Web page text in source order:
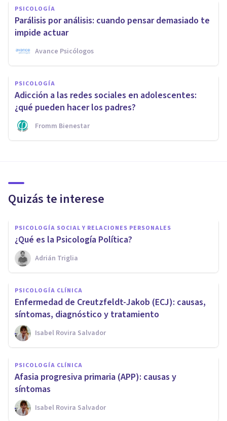
PSICOLOGÍA
Parálisis por análisis: cuando pensar demasiado te
impide actuar
Avance Psicólogos
PSICOLOGÍA
Adicción a las redes sociales en adolescentes:
¿qué pueden hacer los padres?
Fromm Bienestar
Quizás te interese
PSICOLOGÍA SOCIAL Y RELACIONES PERSONALES
¿Qué es la Psicología Política?
Adrián Triglia
PSICOLOGÍA CLÍNICA
Enfermedad de Creutzfeldt-Jakob (ECJ): causas,
síntomas, diagnóstico y tratamiento
Isabel Rovira Salvador
PSICOLOGÍA CLÍNICA
Afasia progresiva primaria (APP): causas y
síntomas
Isabel Rovira Salvador